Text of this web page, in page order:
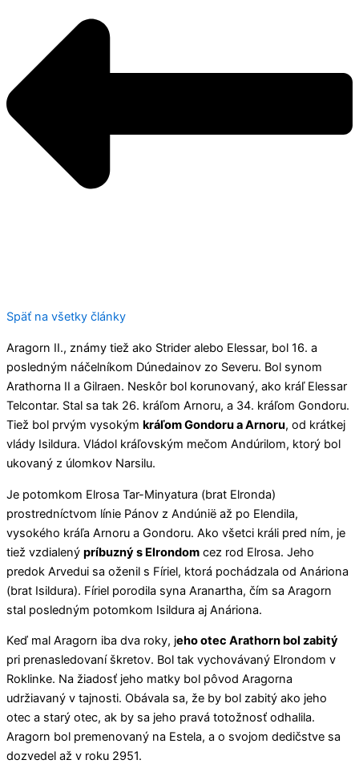
Späť na všetky články
Aragorn II., známy tiež ako Strider alebo Elessar, bol 16. a
posledným náčelníkom Dúnedainov zo Severu. Bol synom
Arathorna II a Gilraen. Neskôr bol korunovaný, ako kráľ Elessar
Telcontar. Stal sa tak 26. kráľom Arnoru, a 34. kráľom Gondoru.
Tiež bol prvým vysokým kráľom Gondoru a Arnoru, od krátkej
vlády Isildura. Vládol kráľovským mečom Andúrilom, ktorý bol
ukovaný z úlomkov Narsilu.
Je potomkom Elrosa Tar-Minyatura (brat Elronda)
prostredníctvom línie Pánov z Andúnië až po Elendila,
vysokého kráľa Arnoru a Gondoru. Ako všetci králi pred ním, je
tiež vzdialený príbuzný s Elrondom cez rod Elrosa. Jeho
predok Arvedui sa oženil s Fíriel, ktorá pochádzala od Anáriona
(brat Isildura). Fíriel porodila syna Aranartha, čím sa Aragorn
stal posledným potomkom Isildura aj Anáriona.
Keď mal Aragorn iba dva roky, jeho otec Arathorn bol zabitý
pri prenasledovaní škretov. Bol tak vychovávaný Elrondom v
Roklinke. Na žiadosť jeho matky bol pôvod Aragorna
udržiavaný v tajnosti. Obávala sa, že by bol zabitý ako jeho
otec a starý otec, ak by sa jeho pravá totožnosť odhalila.
Aragorn bol premenovaný na Estela, a o svojom dedičstve sa
dozvedel až v roku 2951.